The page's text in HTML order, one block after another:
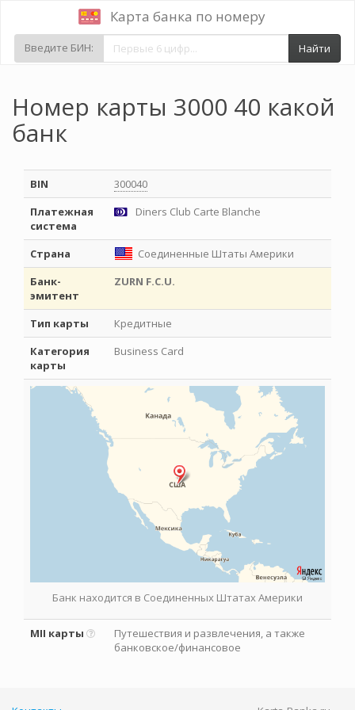
Карта банка по номеру
Введите БИН: Найти
Номер карты 3000 40 какой
банк
BIN
300040
Платежная
система
Diners Club Carte Blanche
Страна
Соединенные Штаты Америки
Банк-
эмитент
ZURN F.C.U.
Тип карты
Кредитные
Категория
карты
Business Card
Банк находится в Соединенных Штатах Америки
MII карты
Путешествия и развлечения, а также
банковское/финансовое